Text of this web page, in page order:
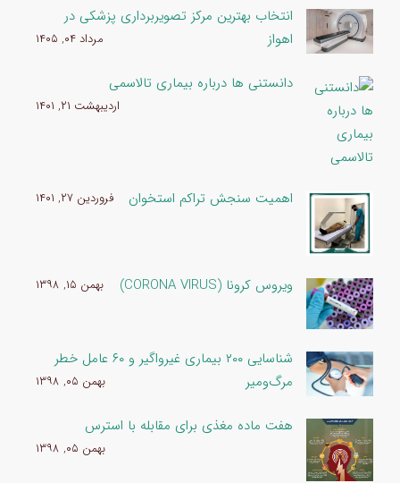
انتخاب بهترین مرکز تصویربرداری پزشکی در
اهواز
مرداد ۰۴, ۱۴۰۵
دانستنی ها درباره بیماری تالاسمی
اردیبهشت ۲۱, ۱۴۰۱
اهمیت سنجش تراکم استخوان فروردین ۲۷, ۱۴۰۱
ویروس کرونا (CORONA VIRUS) بهمن ۱۵, ۱۳۹۸
شناسایی ۲۰۰ بیماری غیرواگیر و ۶۰ عامل خطر
مرگ‌ومیر
بهمن ۰۵, ۱۳۹۸
هفت ماده مغذی برای مقابله با استرس
بهمن ۰۵, ۱۳۹۸